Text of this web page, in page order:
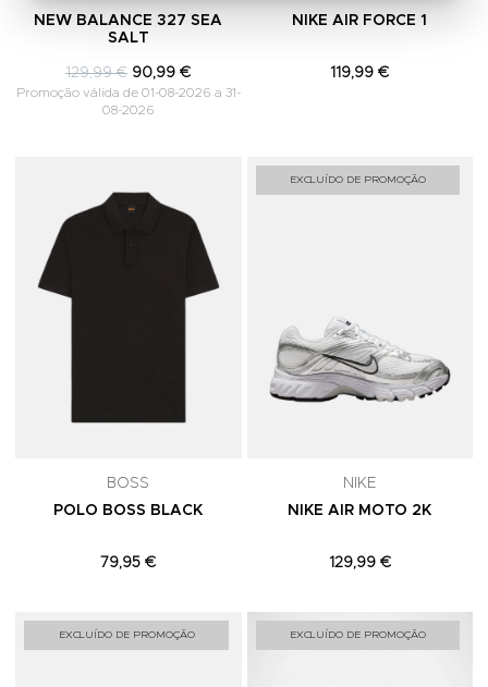
NEW BALANCE 327 SEA
SALT
129,99 € 90,99 €
Promoção válida de 01-08-2026 a 31-
08-2026
NIKE AIR FORCE 1
119,99 €
Adicionar aos Favoritos
BOSS
POLO BOSS BLACK
79,95 €
EXCLUÍDO DE PROMOÇÃO
NIKE
NIKE AIR MOTO 2K
129,99 €
EXCLUÍDO DE PROMOÇÃO Adicionar aos Favoritos
EXCLUÍDO DE PROMOÇÃO